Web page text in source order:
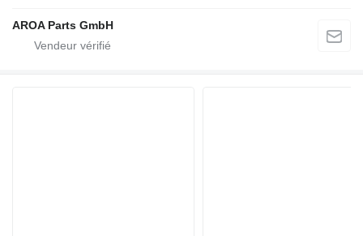
AROA Parts GmbH